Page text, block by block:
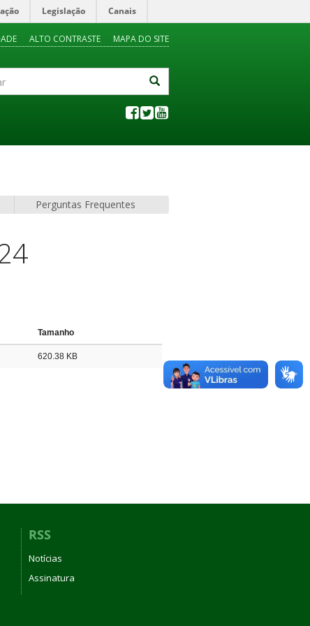
Legislação Canais
ALTO CONTRASTE MAPA DO SITE
Perguntas Frequentes
Tamanho
620.38 KB
RSS
Notícias
Assinatura